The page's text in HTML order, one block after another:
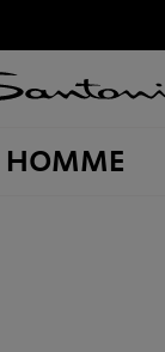
HOMME